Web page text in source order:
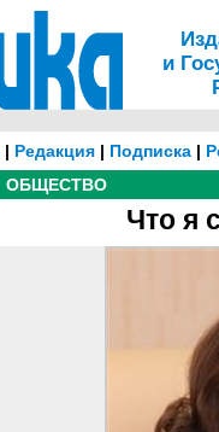
и
| Редакция | Подписка |
ОБЩЕСТВО
Что я